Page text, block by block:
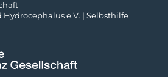
e.V. | Selbs­thilfe